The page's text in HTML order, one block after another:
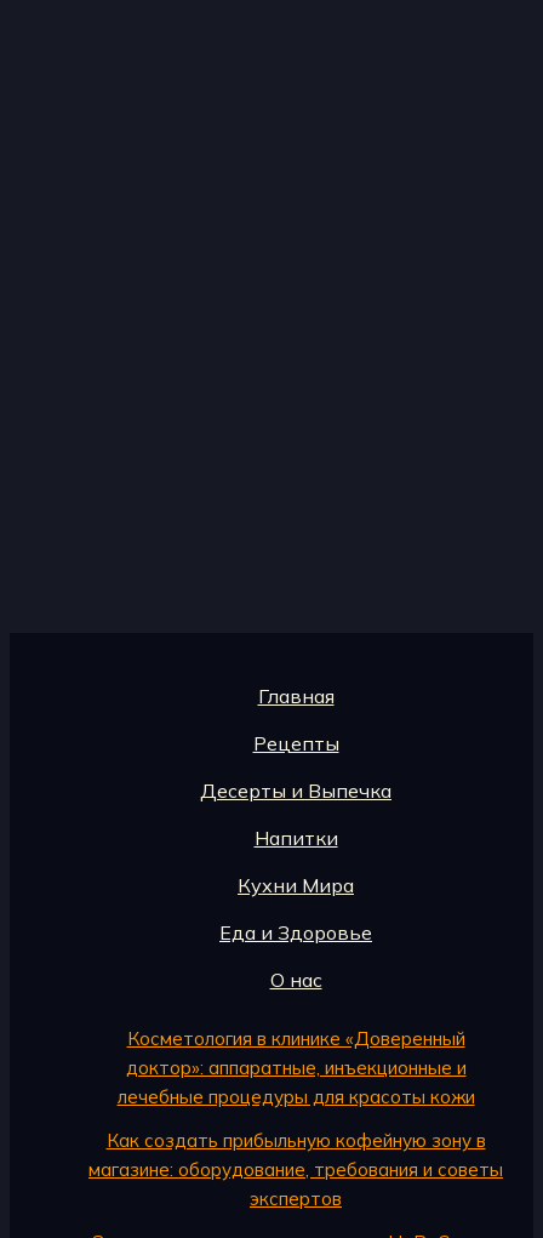
Главная
Рецепты
Десерты и Выпечка
Напитки
Кухни Мира
Еда и Здоровье
О нас
Косметология в клинике «Доверенный
доктор»: аппаратные, инъекционные и
лечебные процедуры для красоты кожи
Как создать прибыльную кофейную зону в
магазине: оборудование, требования и советы
экспертов